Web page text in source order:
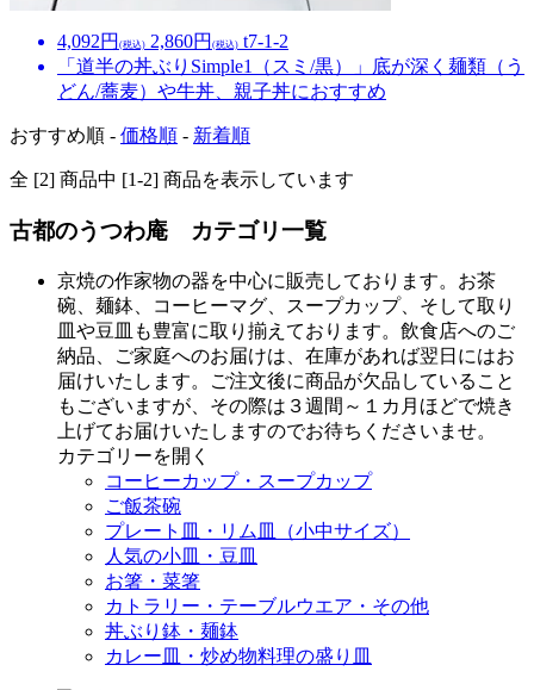
4,092円 (税込) 2,860円 (税込) t7-1-2
「道半の丼ぶりSimple1（スミ/黒）」底が深く麺類（う
どん/蕎麦）や牛丼、親子丼におすすめ
おすすめ順 - 価格順 - 新着順
全 [2] 商品中 [1-2] 商品を表示しています
古都のうつわ庵 カテゴリ一覧
京焼の作家物の器を中心に販売しております。お茶
碗、麺鉢、コーヒーマグ、スープカップ、そして取り
皿や豆皿も豊富に取り揃えております。飲食店へのご
納品、ご家庭へのお届けは、在庫があれば翌日にはお
届けいたします。ご注文後に商品が欠品していること
もございますが、その際は３週間～１カ月ほどで焼き
上げてお届けいたしますのでお待ちくださいませ。
カテゴリーを開く
コーヒーカップ・スープカップ
ご飯茶碗
プレート皿・リム皿（小中サイズ）
人気の小皿・豆皿
お箸・菜箸
カトラリー・テーブルウエア・その他
丼ぶり鉢・麺鉢
カレー皿・炒め物料理の盛り皿